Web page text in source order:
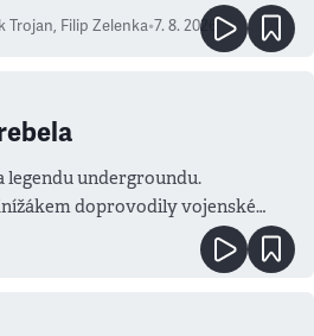
Trojan, Filip Zelenka•7. 8. 2026
legendu undergroundu.
doprovodily vojenské